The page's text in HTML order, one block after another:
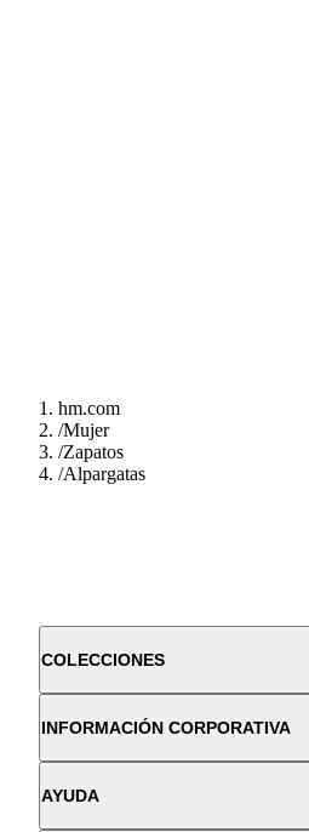
hm.com
/Mujer
/Zapatos
/Alpargatas
COLECCIONES
INFORMACIÓN CORPORATIVA
AYUDA